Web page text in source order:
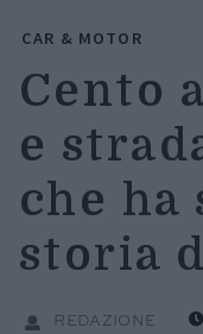
CAR & MOTOR
Cento
e
che ha
storia
REDAZIONE